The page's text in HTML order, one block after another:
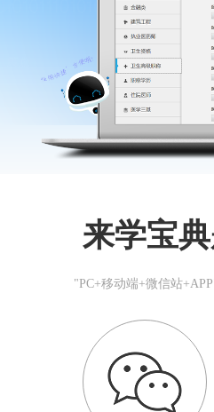
来学宝
"PC+移动端+微信站